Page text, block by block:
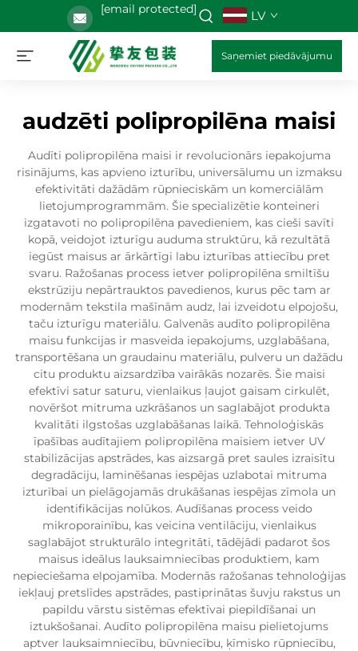
[email protected] LV
Saņemiet piedāvājumu
audzēti polipropilēna maisi
Audīti polipropilēna maisi ir revolucionārs iepakojuma
risinājums, kas apvieno izturību, universālumu un izmaksu
efektivitāti dažādām rūpnieciskām un komerciālām
lietojumprogrammām. Šie specializētie konteineri
izgatavoti no polipropilēna pavedieniem, kas cieši savīti
kopā, veidojot izturīgu auduma struktūru, kā rezultātā
iegūst maisus ar ārkārtīgi labu izturības attiecību pret
svaru. Ražošanas process ietver polipropilēna smiltīšu
ekstrūziju nepārtrauktos pavedienos, kurus pēc tam ar
modernām tekstila mašīnām audz, lai izveidotu elpojošu,
taču izturīgu materiālu. Galvenās audīto polipropilēna
maisu funkcijas ir masveida iepakojums, uzglabāšana,
transportēšana un graudainu materiālu, pulveru un dažādu
citu produktu aizsardzība vairākās nozarēs. Šie maisi
efektīvi satur saturu, vienlaikus ļaujot gaisam cirkulēt,
novēršot mitruma uzkrāšanos un saglabājot produkta
kvalitāti ilgstošas uzglabāšanas laikā. Tehnoloģiskās
īpašības audītajiem polipropilēna maisiem ietver UV
stabilizācijas apstrādes, kas aizsargā pret saules izraisītu
degradāciju, laminēšanas iespējas uzlabotai mitruma
izturībai un pielāgojamās drukāšanas iespējas zīmola un
identifikācijas nolūkos. Audīšanas process veido
mikroporainību, kas veicina ventilāciju, vienlaikus
saglabājot strukturālo integritāti, tādējādi padarot šos
maisus ideālus lauksaimniecības produktiem, kam
nepieciešama elpojamība. Modernās ražošanas tehnoloģijas
iekļauj pretslīdes apstrādes, pastiprinātas šuvju rakstus un
papildu vārstu sistēmas efektīvai piepildīšanai un
iztukšošanai. Audīto polipropilēna maisu pielietojums
aptver lauksaimniecību, būvniecību, ķīmisko rūpniecību,